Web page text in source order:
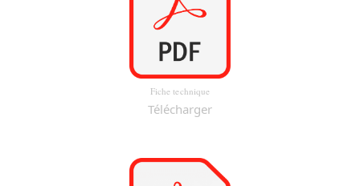
Fiche technique
Télécharger